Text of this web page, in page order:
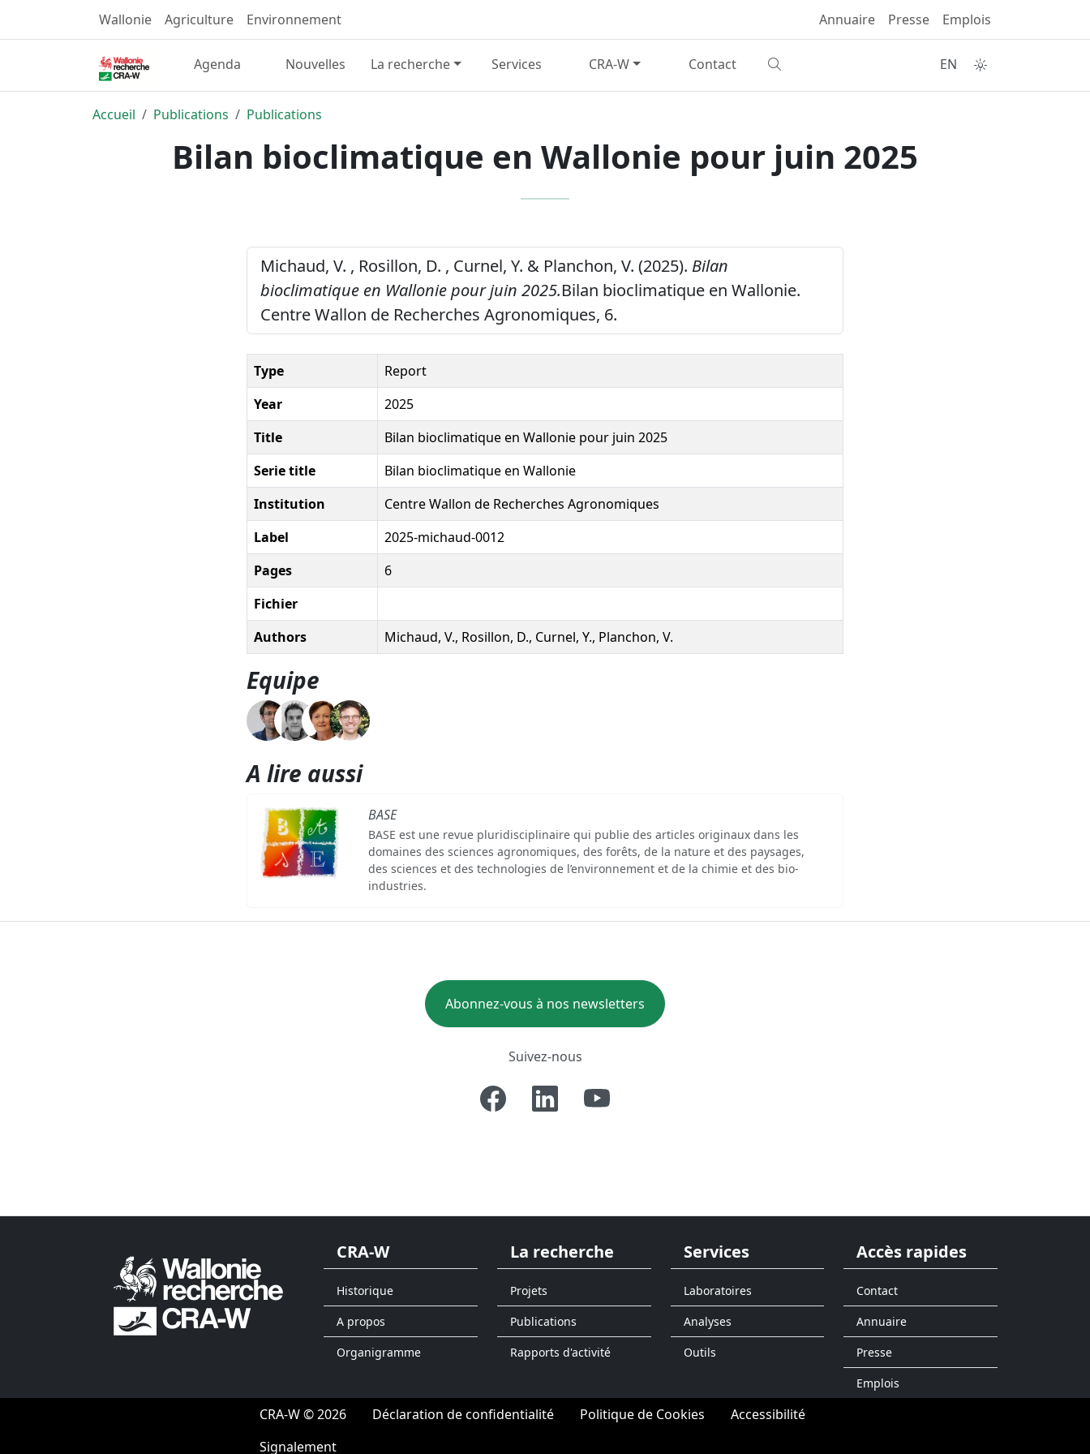
Wallonie Agriculture Environnement Annuaire Presse Emplois
Agenda Nouvelles La recherche Services CRA-W Contact EN
Accueil Publications Publications
Bilan bioclimatique en Wallonie pour juin 2025
Michaud, V. , Rosillon, D. , Curnel, Y. & Planchon, V. (2025). Bilan
bioclimatique en Wallonie pour juin 2025.Bilan bioclimatique en Wallonie.
Centre Wallon de Recherches Agronomiques, 6.
Type
Report
Year
2025
Title
Bilan bioclimatique en Wallonie pour juin 2025
Serie title
Bilan bioclimatique en Wallonie
Institution
Centre Wallon de Recherches Agronomiques
Label
2025-michaud-0012
Pages
6
Fichier
Authors
Michaud, V., Rosillon, D., Curnel, Y., Planchon, V.
Equipe
A lire aussi
BASE
BASE est une revue pluridisciplinaire qui publie des articles originaux dans les
domaines des sciences agronomiques, des forêts, de la nature et des paysages,
des sciences et des technologies de l’environnement et de la chimie et des bio-
industries.
Abonnez-vous à nos newsletters
Suivez-nous
CRA-W
Historique
A propos
Organigramme
La recherche
Projets
Publications
Rapports d'activité
Services
Laboratoires
Analyses
Outils
Accès rapides
Contact
Annuaire
Presse
Emplois
CRA-W © 2026 Déclaration de confidentialité Politique de Cookies
Accessibilité
Signalement